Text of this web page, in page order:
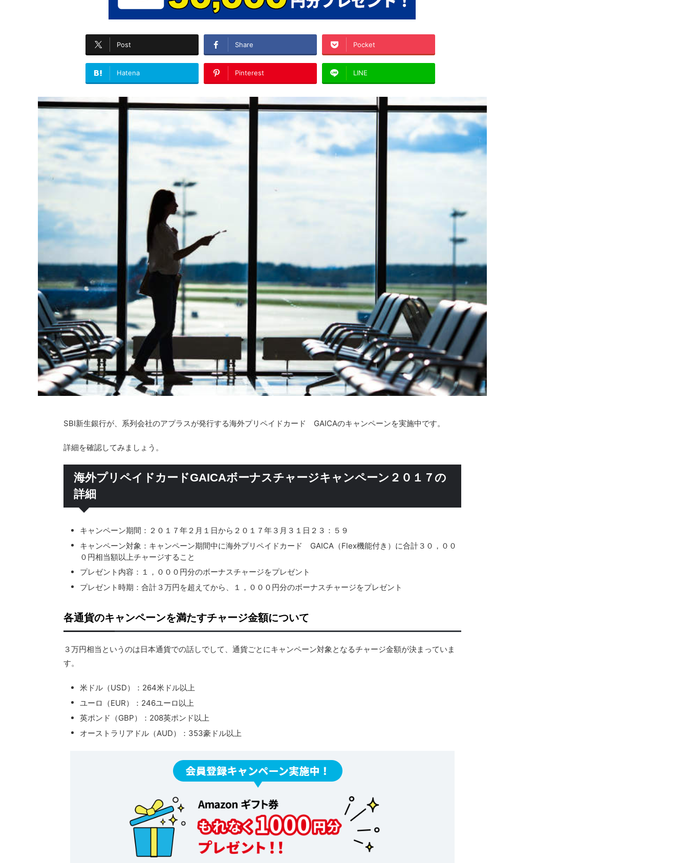
Post Share Pocket
Hatena Pinterest LINE
SBI新生銀行が、系列会社のアプラスが発行する海外プリペイドカード GAICAのキャンペーンを実施中です。
詳細を確認してみましょう。
海外プリペイドカードGAICAボーナスチャージキャンペーン２０１７の
詳細
キャンペーン期間：２０１７年２月１日から２０１７年３月３１日２３：５９
キャンペーン対象：キャンペーン期間中に海外プリペイドカード GAICA（Flex機能付き）に合計３０，００
０円相当額以上チャージすること
プレゼント内容：１，０００円分のボーナスチャージをプレゼント
プレゼント時期：合計３万円を超えてから、１，０００円分のボーナスチャージをプレゼント
各通貨のキャンペーンを満たすチャージ金額について
３万円相当というのは日本通貨での話しでして、通貨ごとにキャンペーン対象となるチャージ金額が決まっていま
す。
米ドル（USD）：264米ドル以上
ユーロ（EUR）：246ユーロ以上
英ポンド（GBP）：208英ポンド以上
オーストラリアドル（AUD）：353豪ドル以上